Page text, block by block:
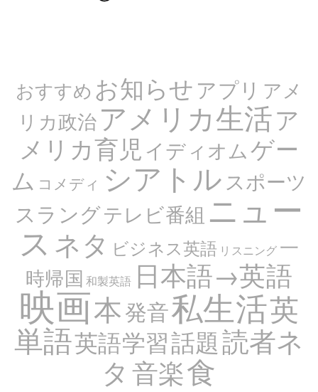
おすすめ お知らせアプリ アメ
リカ政治アメリカ生活ア
メリカ育児 イディオムゲー
ム コメディ シアトル スポーツ
スラングテレビ番組 ニュー
ス ネタ ビジネス英語 リスニング 一
時帰国 和製英語 日本語→英語
映画本発音私生活英
単語英語学習話題読者ネ
タ 音楽食